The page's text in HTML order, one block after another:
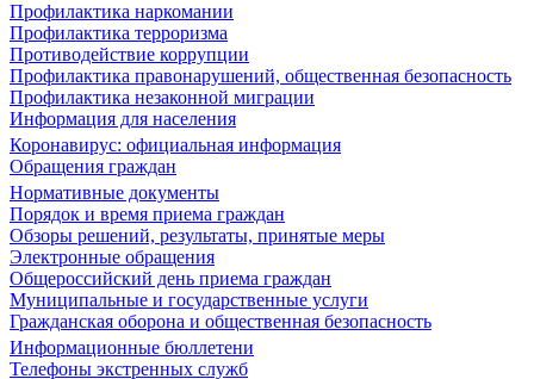
Профилактика наркомании
Профилактика терроризма
Противодействие коррупции
Профилактика правонарушений, общественная безопасность
Профилактика незаконной миграции
Информация для населения
Коронавирус: официальная информация
Обращения граждан
Нормативные документы
Порядок и время приема граждан
Обзоры решений, результаты, принятые меры
Электронные обращения
Общероссийский день приема граждан
Муниципальные и государственные услуги
Гражданская оборона и общественная безопасность
Информационные бюллетени
Телефоны экстренных служб